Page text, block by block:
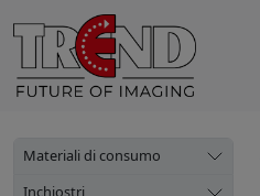
Materiali di consumo